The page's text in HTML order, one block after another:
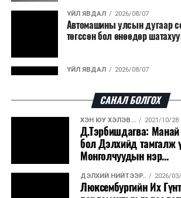
ҮЙЛ ЯВДАЛ 2026/08/07
Автомашины улсын дугаар
төгссөн бол өнөөдөр
ҮЙЛ ЯВДАЛ 2026/08/07
ДЭЛХИЙ НИЙТЭЭР.. 2026/08/06
“Уралдронзавод”
захирлын автомашиныг
ҮЙЛ ЯВДАЛ 2026/08/06
Сүхбаатар боомтоор тав
САНАЛ БОЛГОХ
ХЭН ЮУ ХЭЛЭВ... 2021/10/28
Д.Тэрбишдагва: Манай
бол Дэлхийд тамгалж
Монголчуудын нэр...
ДЭЛХИЙ НИЙТЭЭР.. 2026/
Люксембургийн Их